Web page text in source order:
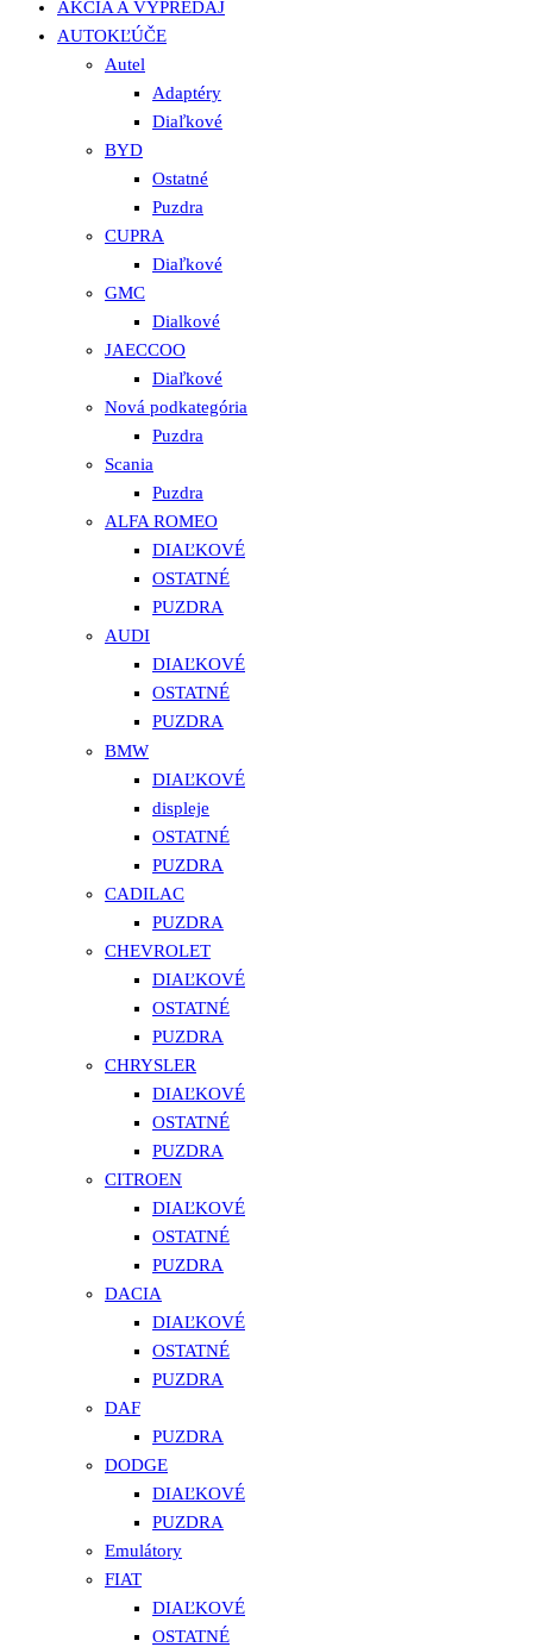
AKCIA A VÝPREDAJ
AUTOKĽÚČE
Autel
Adaptéry
Diaľkové
BYD
Ostatné
Puzdra
CUPRA
Diaľkové
GMC
Dialkové
JAECCOO
Diaľkové
Nová podkategória
Puzdra
Scania
Puzdra
ALFA ROMEO
DIAĽKOVÉ
OSTATNÉ
PUZDRA
AUDI
DIAĽKOVÉ
OSTATNÉ
PUZDRA
BMW
DIAĽKOVÉ
displeje
OSTATNÉ
PUZDRA
CADILAC
PUZDRA
CHEVROLET
DIAĽKOVÉ
OSTATNÉ
PUZDRA
CHRYSLER
DIAĽKOVÉ
OSTATNÉ
PUZDRA
CITROEN
DIAĽKOVÉ
OSTATNÉ
PUZDRA
DACIA
DIAĽKOVÉ
OSTATNÉ
PUZDRA
DAF
PUZDRA
DODGE
DIAĽKOVÉ
PUZDRA
Emulátory
FIAT
DIAĽKOVÉ
OSTATNÉ